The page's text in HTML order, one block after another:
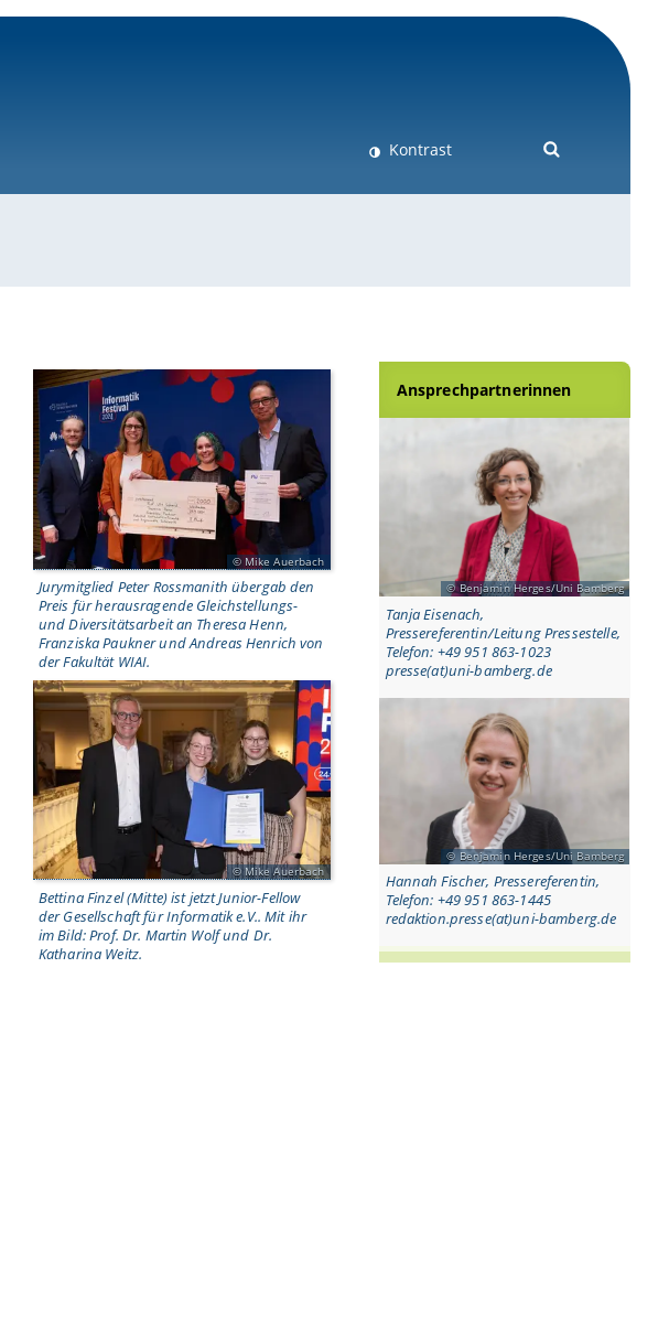
Kontrast
Mike Auerbach
Jurymitglied Peter Rossmanith übergab den
Preis für herausragende Gleichstellungs-
und Diversitätsarbeit an Theresa Henn,
Franziska Paukner und Andreas Henrich von
der Fakultät WIAI.
Mike Auerbach
Bettina Finzel (Mitte) ist jetzt Junior-Fellow
der Gesellschaft für Informatik e.V.. Mit ihr
im Bild: Prof. Dr. Martin Wolf und Dr.
Katharina Weitz.
Ansprechpartnerinnen
Benjamin Herges/Uni Bamberg
Tanja Eisenach,
Pressereferentin/Leitung Pressestelle,
Telefon: +49 951 863-1023
presse(at)uni-bamberg.de
Benjamin Herges/Uni Bamberg
Hannah Fischer, Pressereferentin,
Telefon: +49 951 863-1445
redaktion.presse(at)uni-bamberg.de